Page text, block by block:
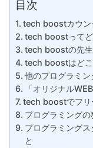
目次
tech boostカウン
tech boostってど
tech boostの先生
tech boostはどこ
他のプログラミン
「オリジナル
tech boostでフリ
プログラミング
プログラミング
と